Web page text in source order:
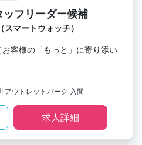
ッフリーダー候補
スマートウォッチ）
客様の「もっと」に寄り添い
アウトレットパーク 入間
求人詳細